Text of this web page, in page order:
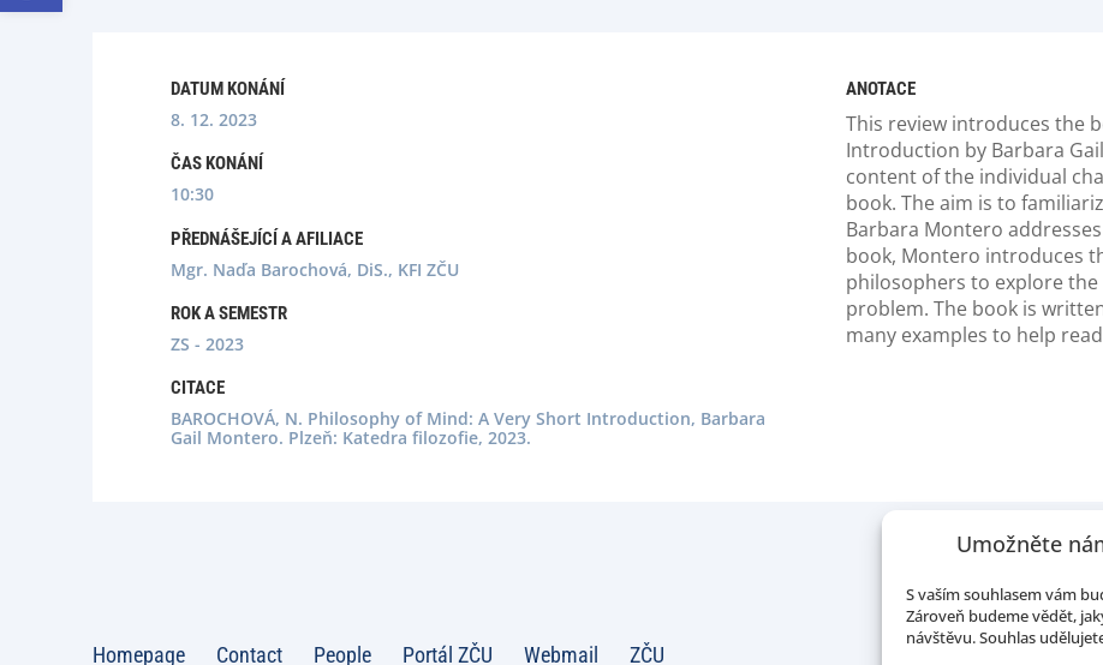
Umožněte
S vaším souhlasem vám
Zároveň budeme vědět,
návštěvu. Souhlas
DATUM KONÁNÍ
8. 12. 2023
ČAS KONÁNÍ
10:30
PŘEDNÁŠEJÍCÍ A AFILIACE
Mgr. Naďa Barochová, DiS., KFI ZČU
ROK A SEMESTR
ZS - 2023
CITACE
BAROCHOVÁ, N. Philosophy of Mind: A Very Short Introduction, Barbara
Gail Montero. Plzeň: Katedra filozofie, 2023.
ANOTACE
This review introduces the
Introduction by Barbara
content of the individual
book. The aim is to
Barbara Montero
book, Montero introduces
philosophers to explore
problem. The book is
many examples to help
Homepage Contact People Portál ZČU Webmail ZČU